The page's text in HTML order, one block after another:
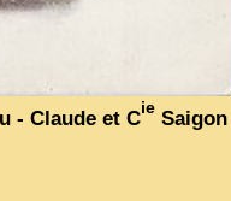
- Claude et Cie Saigon